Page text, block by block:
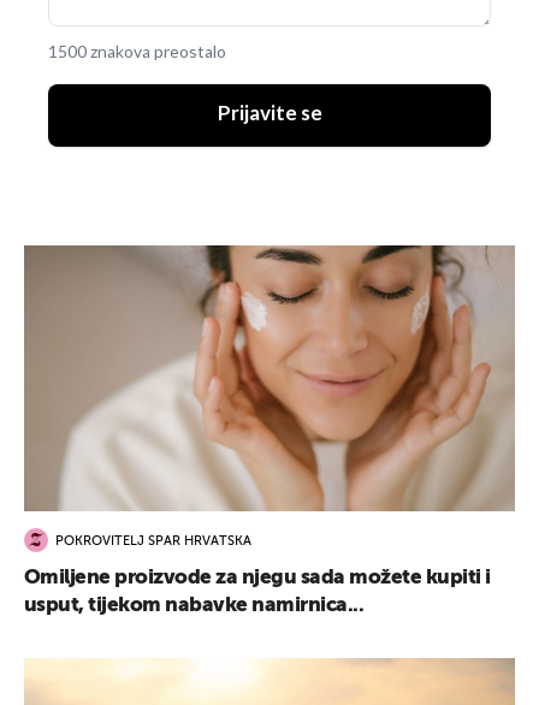
1500 znakova preostalo
Prijavite se
POKROVITELJ SPAR HRVATSKA
Omiljene proizvode za njegu sada možete kupiti i
usput, tijekom nabavke namirnica...